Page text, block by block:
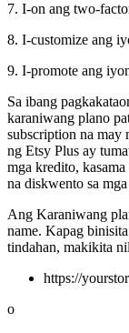
7. I-on ang two-
8. I-customize ang
9. I-promote ang
Sa ibang
karaniwang plano
subscription na may
ng Etsy Plus ay
mga kredito,
na diskwento sa
Ang Karaniwang
name. Kapag
tindahan, makikita
https://
o